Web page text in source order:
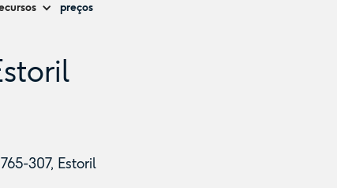
preços
307, Estoril